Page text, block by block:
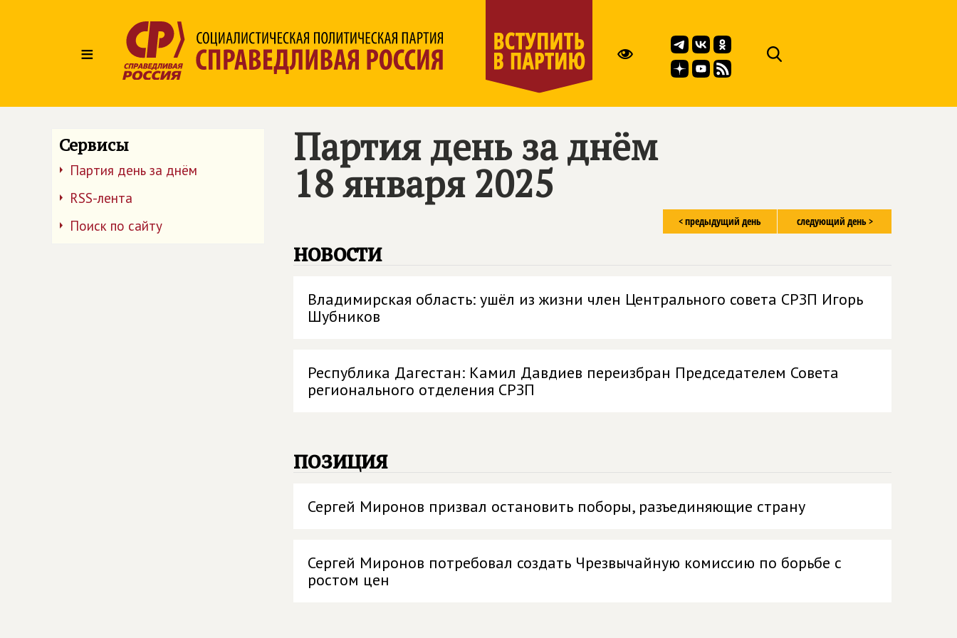
≡
Сервисы
Партия день за днём
RSS-лента
Поиск по сайту
Партия день за днём
18 января 2025
следующий день >
< предыдущий день
новости
Владимирская область: ушёл из жизни член Центрального совета СРЗП Игорь
Шубников
Республика Дагестан: Камил Давдиев переизбран Председателем Совета
регионального отделения СРЗП
позиция
Сергей Миронов призвал остановить поборы, разъединяющие страну
Сергей Миронов потребовал создать Чрезвычайную комиссию по борьбе с
ростом цен